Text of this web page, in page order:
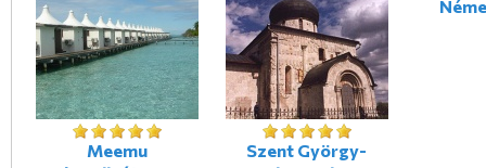
Meemu
Szent György-